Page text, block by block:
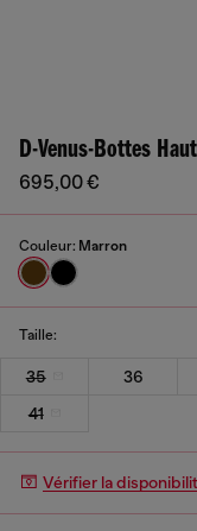
D-Venus-Bottes
695,00 €
Couleur: Marron
Taille:
35 36
41
Vérifier la